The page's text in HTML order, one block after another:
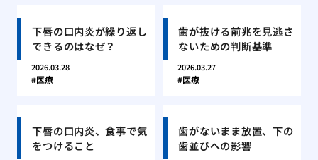
下唇の口内炎が繰り返し
できるのはなぜ？
2026.03.28
医療
歯が抜ける前兆を見逃さ
ないための判断基準
2026.03.27
医療
下唇の口内炎、食事で気
をつけること
歯がないまま放置、下の
歯並びへの影響